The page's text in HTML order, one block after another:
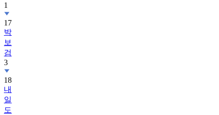
1
17
박
보
검
3
18
내
일
도